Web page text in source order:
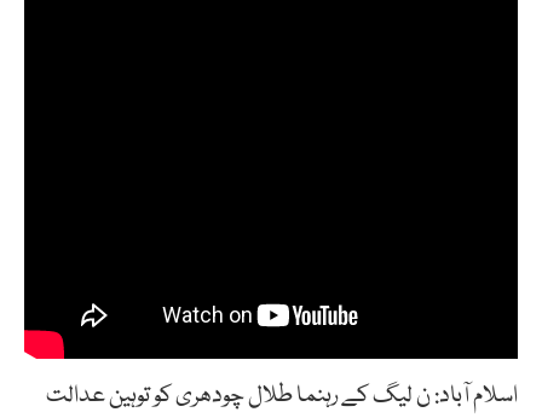
اسلام آباد: ن لیگ کے رہنما طلال چودھری کو توہین عدالت